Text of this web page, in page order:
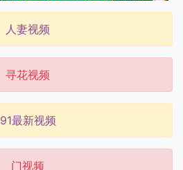
人妻视频
寻花视频
91最新视频
门视频